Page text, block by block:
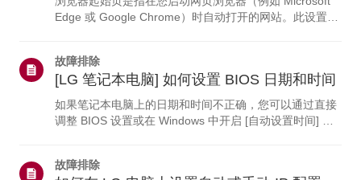
标键”功能，因此正在使用数...
Edge 或 Google Chrome）时自动打开的网站。此设置可
------ * 您希望每次启动浏览器时，都能自动打开某个特定
的网站——比如谷歌或您公司的内网。 * 购买新电脑或更
新浏览器后，默认主页会变成一个不需要的页面，例如
MSN 或 Bing。 * 您的起始页已被更改为一个陌生的或充
斥广告的网站，这...
故障排除
[LG 笔记本电脑] 如何设置 BIOS 日期和时间
如果笔记本电脑上的日期和时间不正确，您可以通过直接
调整 BIOS 设置或在 Windows 中开启 [自动设置时间] 功
置] 来调整时间。为什么我的笔记本电脑的日期和时间不
故障排除